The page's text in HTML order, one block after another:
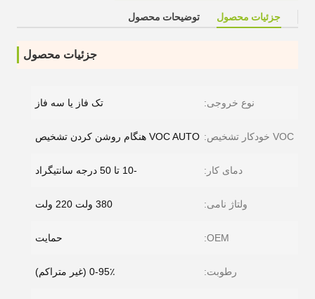
جزئیات محصول توضیحات محصول
جزئیات محصول
نوع خروجی: تک فاز یا سه فاز
VOC خودکار تشخیص: VOC AUTO هنگام روشن کردن تشخیص
دمای کار: -10 تا 50 درجه سانتیگراد
ولتاژ نامی: 380 ولت 220 ولت
OEM: حمایت
رطوبت: 0-95٪ (غیر متراکم)